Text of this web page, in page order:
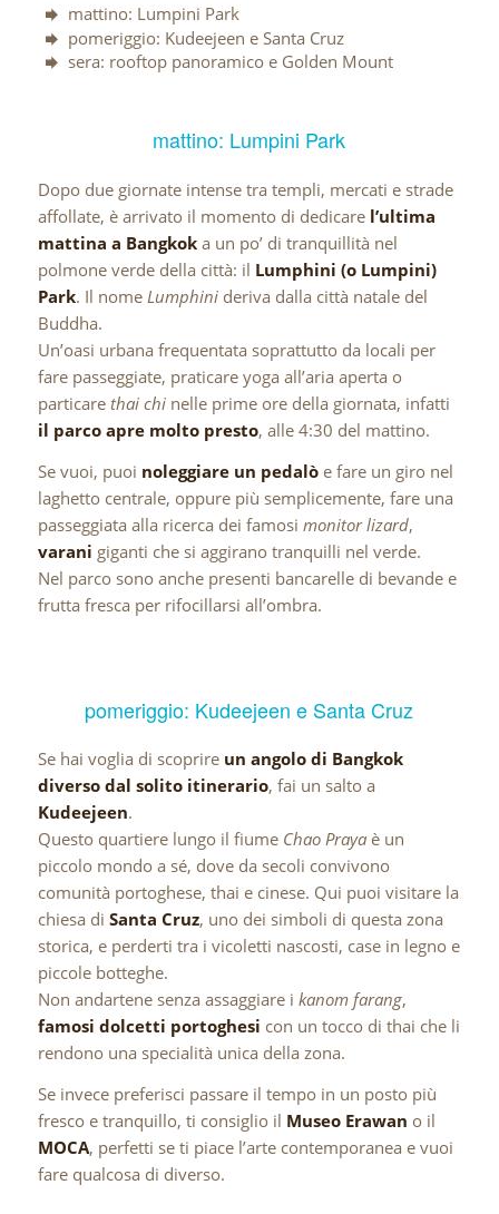
mattino: Lumpini Park
pomeriggio: Kudeejeen e Santa Cruz
sera: rooftop panoramico e Golden Mount
mattino: Lumpini Park
Dopo due giornate intense tra templi, mercati e strade
affollate, è arrivato il momento di dedicare l’ultima
mattina a Bangkoka un po’ di tranquillità nel
polmone verde della città: il Lumphini (o Lumpini)
Park. Il nome Lumphinideriva dalla città natale del
Buddha.
Un’oasi urbana frequentata soprattutto da locali per
fare passeggiate, praticare yoga all’aria aperta o
particare thai chinelle prime ore della giornata, infatti
il parco apre molto presto, alle 4:30 del mattino.
Se vuoi, puoi noleggiare un pedalòe fare un giro nel
laghetto centrale, oppure più semplicemente, fare una
passeggiata alla ricerca dei famosi monitor lizard,
varani giganti che si aggirano tranquilli nel verde.
Nel parco sono anche presenti bancarelle di bevande e
frutta fresca per rifocillarsi all’ombra.
pomeriggio: Kudeejeen e Santa Cruz
Se hai voglia di scoprire un angolo di Bangkok
diverso dal solito itinerario, fai un salto a
Kudeejeen.
Questo quartiere lungo il fiume Chao Prayaè un
piccolo mondo a sé, dove da secoli convivono
comunità portoghese, thai e cinese. Qui puoi visitare la
chiesa di Santa Cruz, uno dei simboli di questa zona
storica, e perderti tra i vicoletti nascosti, case in legno e
piccole botteghe.
Non andartene senza assaggiare i kanom farang,
famosi dolcetti portoghesi con un tocco di thai che li
rendono una specialità unica della zona.
Se invece preferisci passare il tempo in un posto più
fresco e tranquillo, ti consiglio il Museo Erawan o il
MOCA, perfetti se ti piace l’arte contemporanea e vuoi
fare qualcosa di diverso.